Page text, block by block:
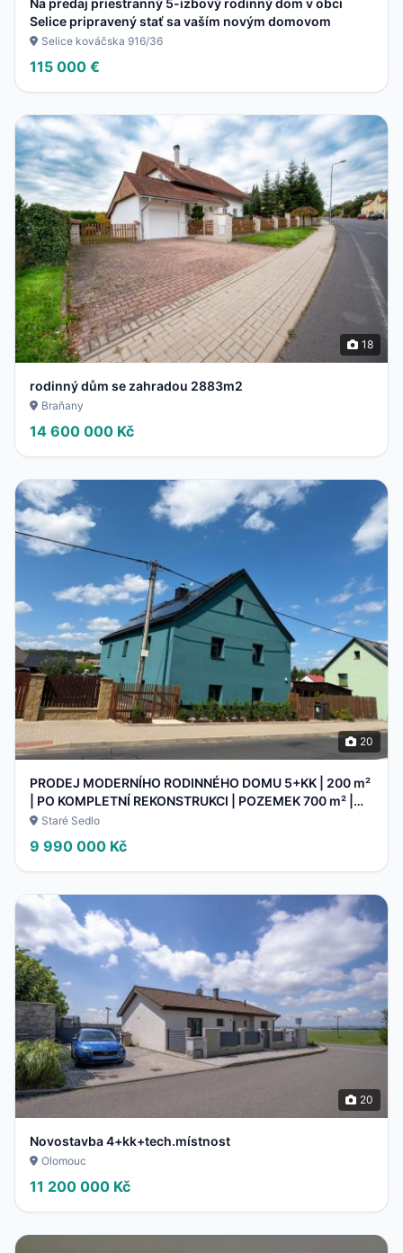
Na predaj priestranný 5-izbový rodinný dom v obci
Selice pripravený stať sa vaším novým domovom
Selice kováčska 916/36
115 000 €
18
rodinný dům se zahradou 2883m2
Braňany
14 600 000 Kč
20
PRODEJ MODERNÍHO RODINNÉHO DOMU 5+KK | 200 m²
| PO KOMPLETNÍ REKONSTRUKCI | POZEMEK 700 m² |
STARÉ S
Staré Sedlo
9 990 000 Kč
20
Novostavba 4+kk+tech.místnost
Olomouc
11 200 000 Kč